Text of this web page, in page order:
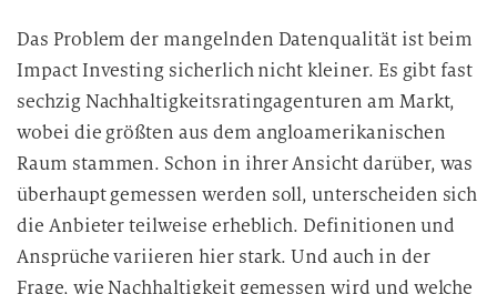
Das Problem der mangelnden Datenqualität ist beim
Impact Investing sicherlich nicht kleiner. Es gibt fast
sechzig Nachhaltigkeitsratingagenturen am Markt,
wobei die größten aus dem angloamerikanischen
Raum stammen. Schon in ihrer Ansicht darüber, was
überhaupt gemessen werden soll, unterscheiden sich
die Anbieter teilweise erheblich. Definitionen und
Ansprüche variieren hier stark. Und auch in der
Frage, wie Nachhaltigkeit gemessen wird und welche